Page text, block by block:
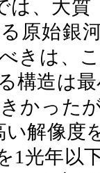
は、大質
原始銀
きは、
構造は
かった
い解像度
1光年以